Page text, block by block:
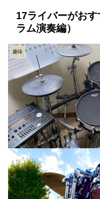
17ライバーがお
ラム演奏編）
趣味